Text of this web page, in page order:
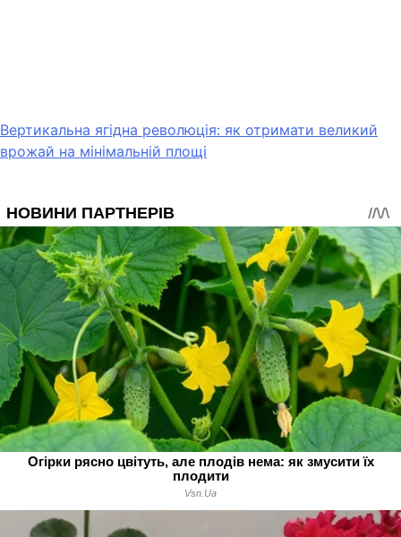
Вертикальна ягідна революція: як отримати великий
врожай на мінімальній площі